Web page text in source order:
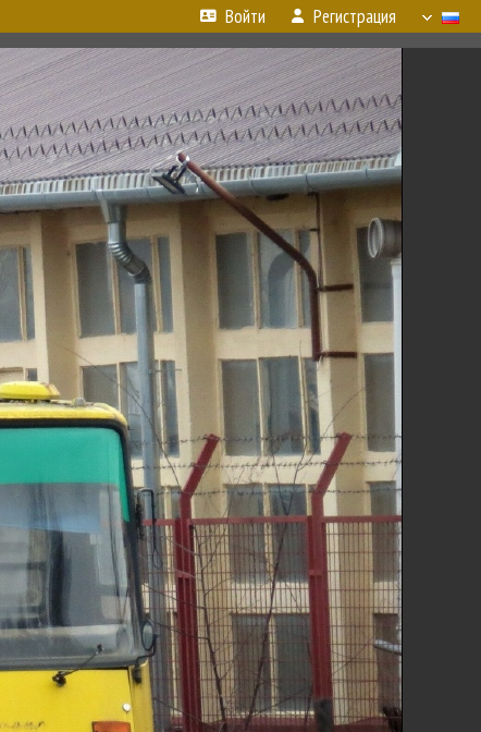
Войти Регистрация